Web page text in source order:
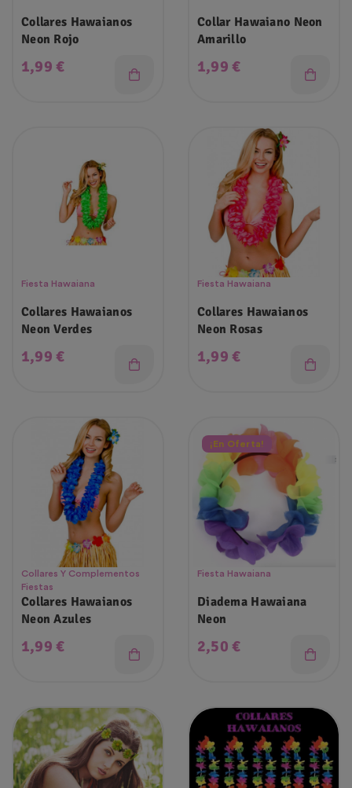
Collares Hawaianos
Neon Rojo
Precio
1,99 €
Collar Hawaiano Neon
Amarillo
Precio
1,99 €
Fiesta Hawaiana
Collares Hawaianos
Neon Verdes
Precio
1,99 €
Fiesta Hawaiana
Collares Hawaianos
Neon Rosas
Precio
1,99 €
Collares Y Complementos
Fiestas
Collares Hawaianos
Neon Azules
Precio
1,99 €
¡En Oferta!
Fiesta Hawaiana
Diadema Hawaiana
Neon
Precio
2,50 €